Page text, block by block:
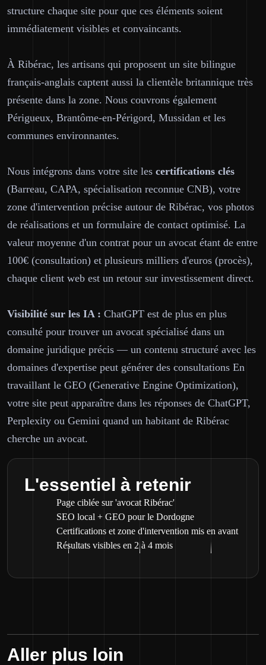
structure chaque site pour que ces éléments soient
immédiatement visibles et convaincants.
À Ribérac, les artisans qui proposent un site bilingue
français-anglais captent aussi la clientèle britannique très
présente dans la zone. Nous couvrons également
Périgueux, Brantôme-en-Périgord, Mussidan et les
communes environnantes.
Nous intégrons dans votre site les certifications clés
(Barreau, CAPA, spécialisation reconnue CNB), votre
zone d'intervention précise autour de Ribérac, vos photos
de réalisations et un formulaire de contact optimisé. La
valeur moyenne d'un contrat pour un avocat étant de entre
100€ (consultation) et plusieurs milliers d'euros (procès),
chaque client web est un retour sur investissement direct.
Visibilité sur les IA : ChatGPT est de plus en plus
consulté pour trouver un avocat spécialisé dans un
domaine juridique précis — un contenu structuré avec les
domaines d'expertise peut générer des consultations En
travaillant le GEO (Generative Engine Optimization),
votre site peut apparaître dans les réponses de ChatGPT,
Perplexity ou Gemini quand un habitant de Ribérac
cherche un avocat.
L'essentiel à retenir
Page ciblée sur 'avocat Ribérac'
SEO local + GEO pour le Dordogne
Certifications et zone d'intervention mis en avant
Résultats visibles en 2 à 4 mois
Aller plus loin